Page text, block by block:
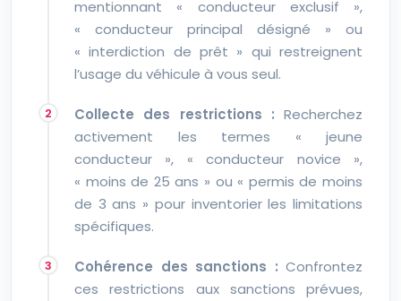
mentionnant « conducteur exclusif »,
« conducteur principal désigné » ou
« interdiction de prêt » qui restreignent
l’usage du véhicule à vous seul.
Collecte des restrictions : Recherchez
activement les termes « jeune
conducteur », « conducteur novice »,
« moins de 25 ans » ou « permis de moins
de 3 ans » pour inventorier les limitations
spécifiques.
Cohérence des sanctions : Confrontez
ces restrictions aux sanctions prévues,